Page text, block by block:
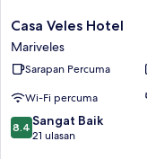
Casa
Veles
Hotel
Mariveles
Casa Veles Hotel
Mariveles
Sarapan Percuma
Wi-Fi percuma
8.4
daripada
8.4 Sangat Baik
21 ulasan